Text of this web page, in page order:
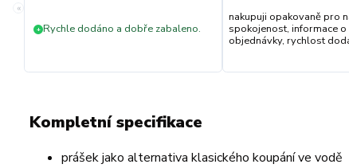
«
+ Rychle dodáno a dobře zabaleno.
nakupuji opakovaně pro
spokojenost, informace o
objednávky, rychlost
Kompletní specifikace
prášek jako alternativa klasického koupání ve vodě